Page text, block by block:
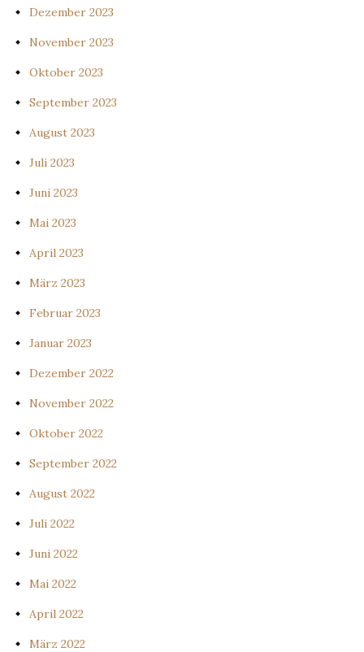
Dezember 2023
November 2023
Oktober 2023
September 2023
August 2023
Juli 2023
Juni 2023
Mai 2023
April 2023
März 2023
Februar 2023
Januar 2023
Dezember 2022
November 2022
Oktober 2022
September 2022
August 2022
Juli 2022
Juni 2022
Mai 2022
April 2022
März 2022